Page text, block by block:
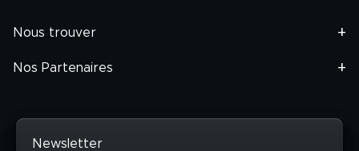
Nous trouver
Nos Partenaires
Newsletter